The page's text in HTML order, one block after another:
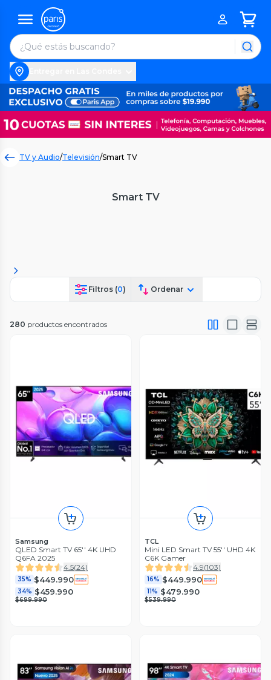
TV y Audio/Televisión/Smart TV
Smart TV
Filtros (0) Ordenar
280 productos encontrados
Samsung
QLED Smart TV 65'' 4K UHD
Q6FA 2025
4.5(24)
35% $449.990
34% $459.990
$699.990
TCL
Mini LED Smart TV 55'' UHD 4K
C6K Gamer
4.9(103)
16% $449.990
11% $479.990
$539.990